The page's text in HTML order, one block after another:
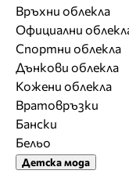
Връхни облекла
Официални
Спортни облекла
Дънкови облекла
Кожени облекла
Вратовръзки
Бански
Бельо
Детска мода